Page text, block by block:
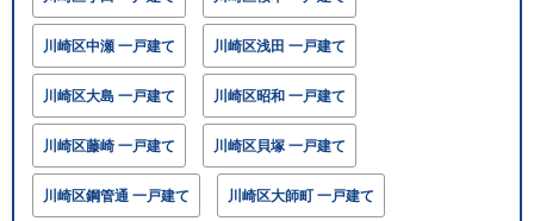
川崎区中瀬 一戸建て 川崎区浅田 一戸建て
川崎区大島 一戸建て 川崎区昭和 一戸建て
川崎区藤崎 一戸建て 川崎区貝塚 一戸建て
川崎区鋼管通 一戸建て 川崎区大師町 一戸建て